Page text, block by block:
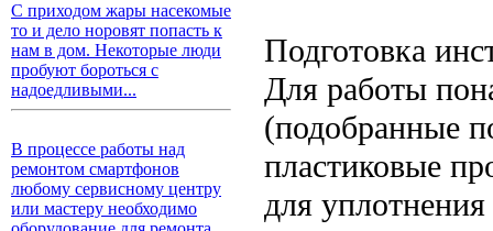
С приходом жары насекомые
то и дело норовят попасть к
нам в дом. Некоторые люди
пробуют бороться с
надоедливыми...
В процессе работы над
ремонтом смартфонов
любому сервисному центру
или мастеру необходимо
Подготовка
Для работы
(подобранные
пластиковые
для